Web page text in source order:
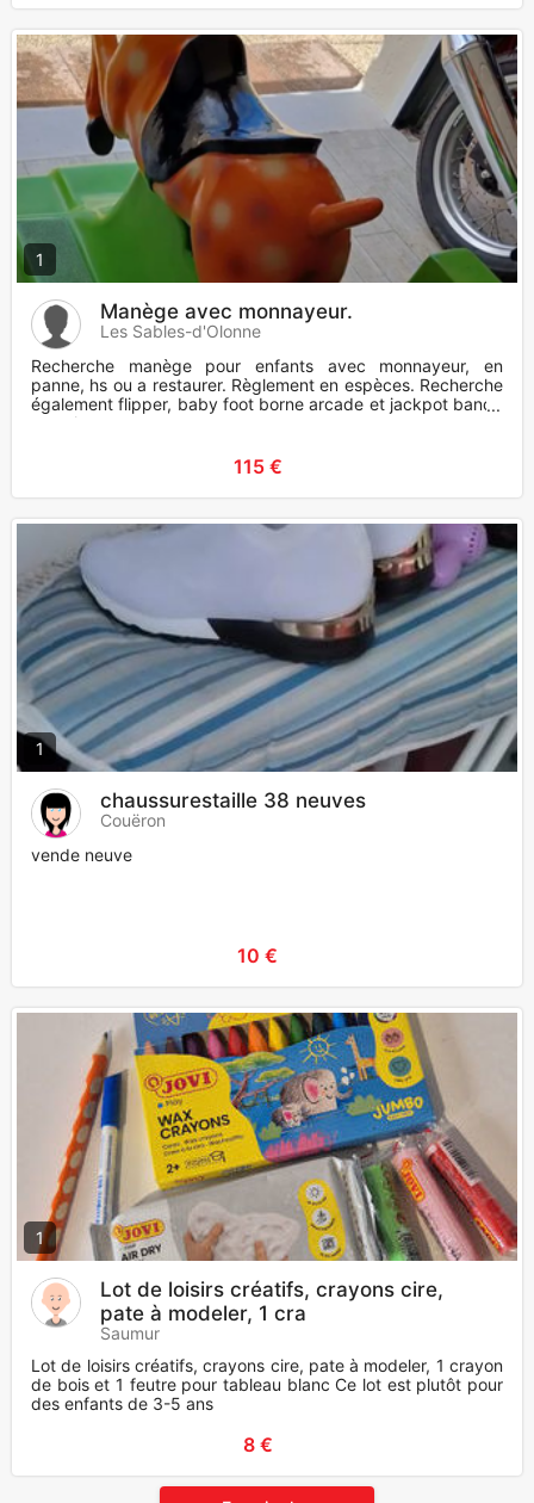
1
Manège avec monnayeur.
Les Sables-d'Olonne
Recherche manège pour enfants avec monnayeur, en
panne, hs ou a restaurer. Règlement en espèces. Recherche
également flipper, baby foot borne arcade et jackpot bandit
manchot.
115 €
1
chaussurestaille 38 neuves
Couëron
vende neuve
10 €
1
Lot de loisirs créatifs, crayons cire,
pate à modeler, 1 cra
Saumur
Lot de loisirs créatifs, crayons cire, pate à modeler, 1 crayon
de bois et 1 feutre pour tableau blanc Ce lot est plutôt pour
des enfants de 3-5 ans
8 €